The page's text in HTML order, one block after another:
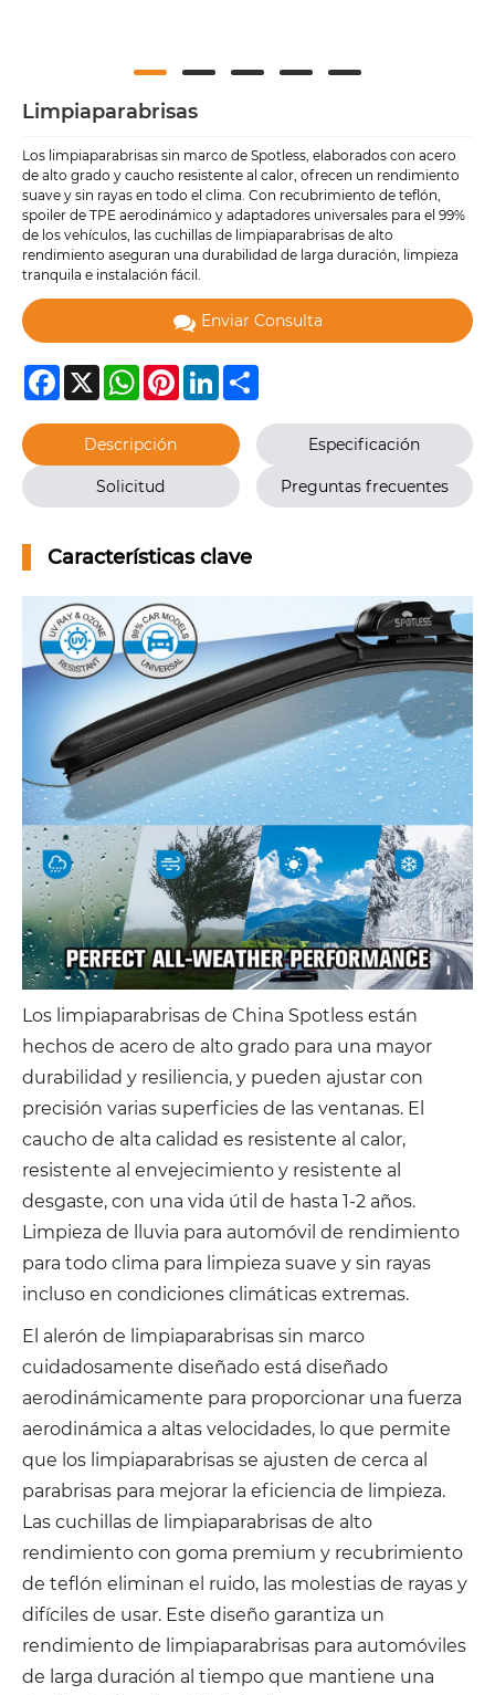
Limpiaparabrisas
Los limpiaparabrisas sin marco de Spotless, elaborados con acero
de alto grado y caucho resistente al calor, ofrecen un rendimiento
suave y sin rayas en todo el clima. Con recubrimiento de teflón,
spoiler de TPE aerodinámico y adaptadores universales para el 99%
de los vehículos, las cuchillas de limpiaparabrisas de alto
rendimiento aseguran una durabilidad de larga duración, limpieza
tranquila e instalación fácil.
Enviar Consulta
Facebook
X WhatsAppPinterestLinkedIn
Descripción Especificación
Solicitud Preguntas frecuentes
Características clave
Los limpiaparabrisas de China Spotless están
hechos de acero de alto grado para una mayor
durabilidad y resiliencia, y pueden ajustar con
precisión varias superficies de las ventanas. El
caucho de alta calidad es resistente al calor,
resistente al envejecimiento y resistente al
desgaste, con una vida útil de hasta 1-2 años.
Limpieza de lluvia para automóvil de rendimiento
para todo clima para limpieza suave y sin rayas
incluso en condiciones climáticas extremas.
El alerón de limpiaparabrisas sin marco
cuidadosamente diseñado está diseñado
aerodinámicamente para proporcionar una fuerza
aerodinámica a altas velocidades, lo que permite
que los limpiaparabrisas se ajusten de cerca al
parabrisas para mejorar la eficiencia de limpieza.
Las cuchillas de limpiaparabrisas de alto
rendimiento con goma premium y recubrimiento
de teflón eliminan el ruido, las molestias de rayas y
difíciles de usar. Este diseño garantiza un
rendimiento de limpiaparabrisas para automóviles
de larga duración al tiempo que mantiene una